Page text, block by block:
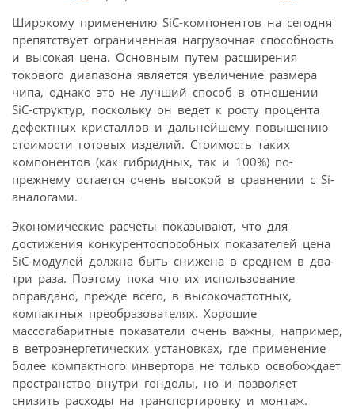
Широкому применению SiC-компонентов на сегодня
препятствует ограниченная нагрузочная способность
и высокая цена. Основным путем расширения
токового диапазона является увеличение размера
чипа, однако это не лучший способ в отношении
SiC-структур, поскольку он ведет к росту процента
дефектных кристаллов и дальнейшему повышению
стоимости готовых изделий. Стоимость таких
компонентов (как гибридных, так и 100%) по-
прежнему остается очень высокой в сравнении с Si-
аналогами.
Экономические расчеты показывают, что для
достижения конкурентоспособных показателей цена
SiC-модулей должна быть снижена в среднем в два-
три раза. Поэтому пока что их использование
оправдано, прежде всего, в высокочастотных,
компактных преобразователях. Хорошие
массогабаритные показатели очень важны, например,
в ветроэнергетических установках, где применение
более компактного инвертора не только освобождает
пространство внутри гондолы, но и позволяет
снизить расходы на транспортировку и монтаж.